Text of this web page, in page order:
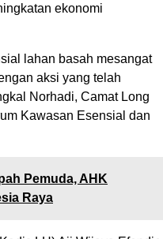
ekonomi
lahan basah mesangat
aksi yang telah
Norhadi, Camat Long
Kawasan Esensial dan
Pemuda, AHK
Raya